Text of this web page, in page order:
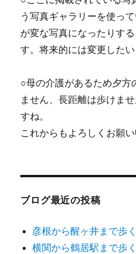
う写真ギャラリーを使っ
が変な写真になったりす
す。将来的には変更したい
○母の介護があるため夕方
ません、長距離は歩けま
すね。
これからもよろしくお願い
ブログ最近の投稿
彦根から醒ヶ井まで歩く
横関から鶴居駅まで歩